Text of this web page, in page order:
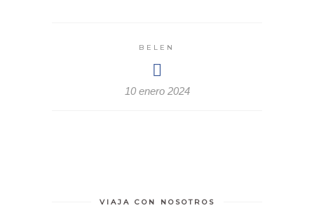
BELEN
10 enero 2024
VIAJA CON NOSOTROS